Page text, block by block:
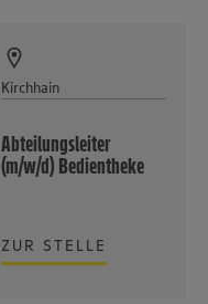
Kirchhain
Abteilungsleiter
(m/w/d) Bedientheke
ZUR STELLE